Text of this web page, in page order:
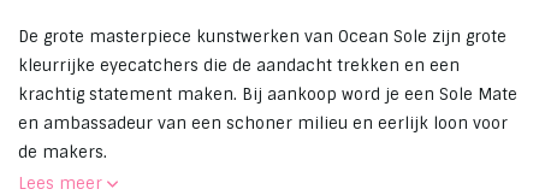
De grote masterpiece kunstwerken van Ocean Sole zijn grote
kleurrijke eyecatchers die de aandacht trekken en een
krachtig statement maken. Bij aankoop word je een Sole Mate
en ambassadeur van een schoner milieu en eerlijk loon voor
de makers.
Lees meer